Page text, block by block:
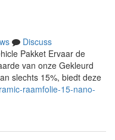
Discuss
Pakket Ervaar de
van onze Gekleurd
slechts 15%, biedt deze
raamfolie-15-nano-